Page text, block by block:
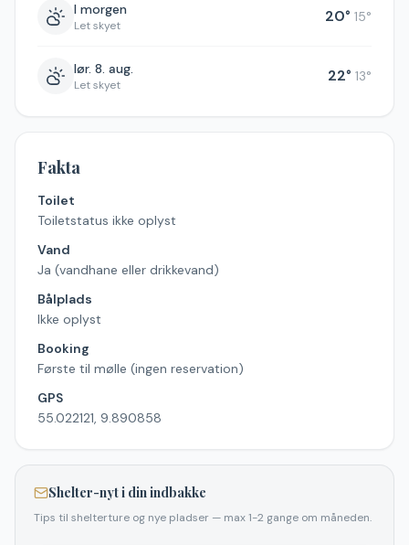
I morgen
Let skyet 20° 15°
lør. 8. aug.
Let skyet 22° 13°
Fakta
Toilet
Toiletstatus ikke oplyst
Vand
Ja (vandhane eller drikkevand)
Bålplads
Ikke oplyst
Booking
Første til mølle (ingen reservation)
GPS
55.022121, 9.890858
Shelter-nyt i din indbakke
Tips til shelterture og nye pladser — max 1-2 gange om måneden.